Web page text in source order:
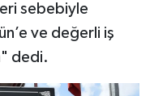
sebebiyle
ve değerli iş
dedi.